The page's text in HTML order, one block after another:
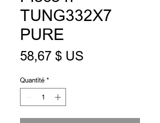
TUNG332X7
PURE
58,67 $ US
Quantité *